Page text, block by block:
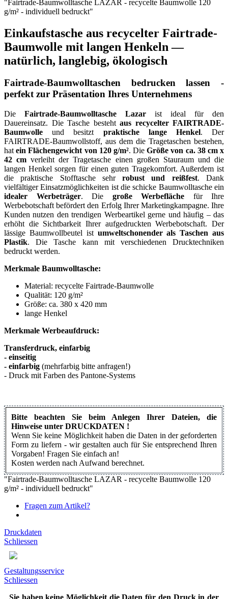
"Fairtrade-Baumwolltasche LAZAR - recycelte Baumwolle 120
g/m² - individuell bedruckt"
Einkaufstasche aus recycelter Fairtrade-
Baumwolle mit langen Henkeln —
natürlich, langlebig, ökologisch
Fairtrade-Baumwolltaschen bedrucken lassen -
perfekt zur Prä­sen­tation Ihres Unternehmens
Die Fairtrade-Baumwolltasche Lazar ist ideal für den
Dauereinsatz. Die Tasche besteht aus recycelter FAIRTRADE-
Baumwolle und besitzt praktische lange Henkel. Der
FAIRTRADE-Baumwollstoff, aus dem die Tragetaschen bestehen,
hat ein Flächengewicht von 120 g/m². DieGröße von ca. 38 cm x
42 cm verleiht der Tragetasche einen großen Stauraum und die
langen Henkel sorgen für einen guten Tragekomfort. Außerdem ist
die praktische Stofftasche sehrrobust und reißfest. Dank
vielfältiger Einsatzmöglichkeiten ist die schicke Baumwolltasche ein
idealer Werbeträger. Die große Werbefläche für Ihre
Werbebotschaft befördert den Erfolg Ihrer Marketingkampagne. Ihre
Kunden nutzen den trendigen Werbeartikel gerne und häufig – das
erhöht die Sichtbarkeit Ihrer aufgedruckten Werbebotschaft. Der
lässige Baumwollbeutel ist umweltschonender als Taschen aus
Plastik. Die Tasche kann mit verschiedenen Drucktechniken
bedruckt werden.
Merkmale Baumwolltasche:
Material: recycelte Fairtrade-Baumwolle
Qualität: 120 g/m²
Größe: ca. 380 x 420 mm
lange Henkel
Merkmale Werbeaufdruck:
Transferdruck, einfarbig
- einseitig
- einfarbig (mehrfarbig bitte anfragen!)
- Druck mit Farben des Pantone-Systems
Bitte beachten Sie beim Anlegen Ihrer Dateien, die
Hinweise unter DRUCKDATEN !
Wenn Sie keine Möglichkeit haben die Daten in der geforderten
Form zu liefern - wir gestalten auch für Sie entsprechend Ihren
Vorgaben! Fragen Sie einfach an!
Kosten werden nach Aufwand berechnet.
"Fairtrade-Baumwolltasche LAZAR - recycelte Baumwolle 120
g/m² - individuell bedruckt"
Fragen zum Artikel?
Druckdaten
Schliessen
Gestaltungsservice
Schliessen